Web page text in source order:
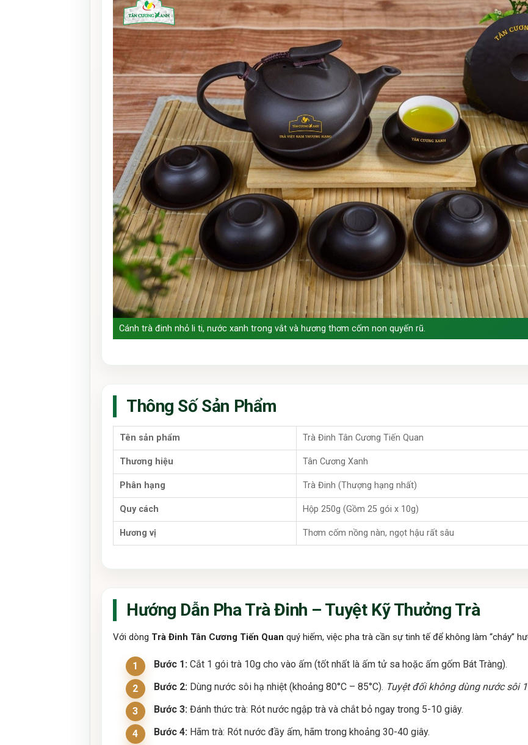
Cánh trà đinh nhỏ li ti, nước xanh trong vắt và hương thơm cốm non quyến rũ.
Thông Số Sản Phẩm
Tên sản phẩm Trà Đinh Tân Cương Tiến Quan
Thương hiệu Tân Cương Xanh
Phân hạng Trà Đinh (Thượng hạng nhất)
Quy cách Hộp 250g (Gồm 25 gói x 10g)
Hương vị Thơm cốm nồng nàn, ngọt hậu rất sâu
Hướng Dẫn Pha Trà Đinh – Tuyệt Kỹ Thưởng Trà
Với dòng Trà Đinh Tân Cương Tiến Quan quý hiếm, việc pha trà cần sự tinh tế để không làm “cháy”
Bước 1:Cắt 1 gói trà 10g cho vào ấm (tốt nhất là ấm tử sa hoặc ấm gốm Bát Tràng).
Bước 2:Dùng nước sôi hạ nhiệt (khoảng 80°C – 85°C). Tuyệt đối không dùng nước sôi
Bước 3:Đánh thức trà: Rót nước ngập trà và chắt bỏ ngay trong 5-10 giây.
Bước 4:Hãm trà: Rót nước đầy ấm, hãm trong khoảng 30-40 giây.